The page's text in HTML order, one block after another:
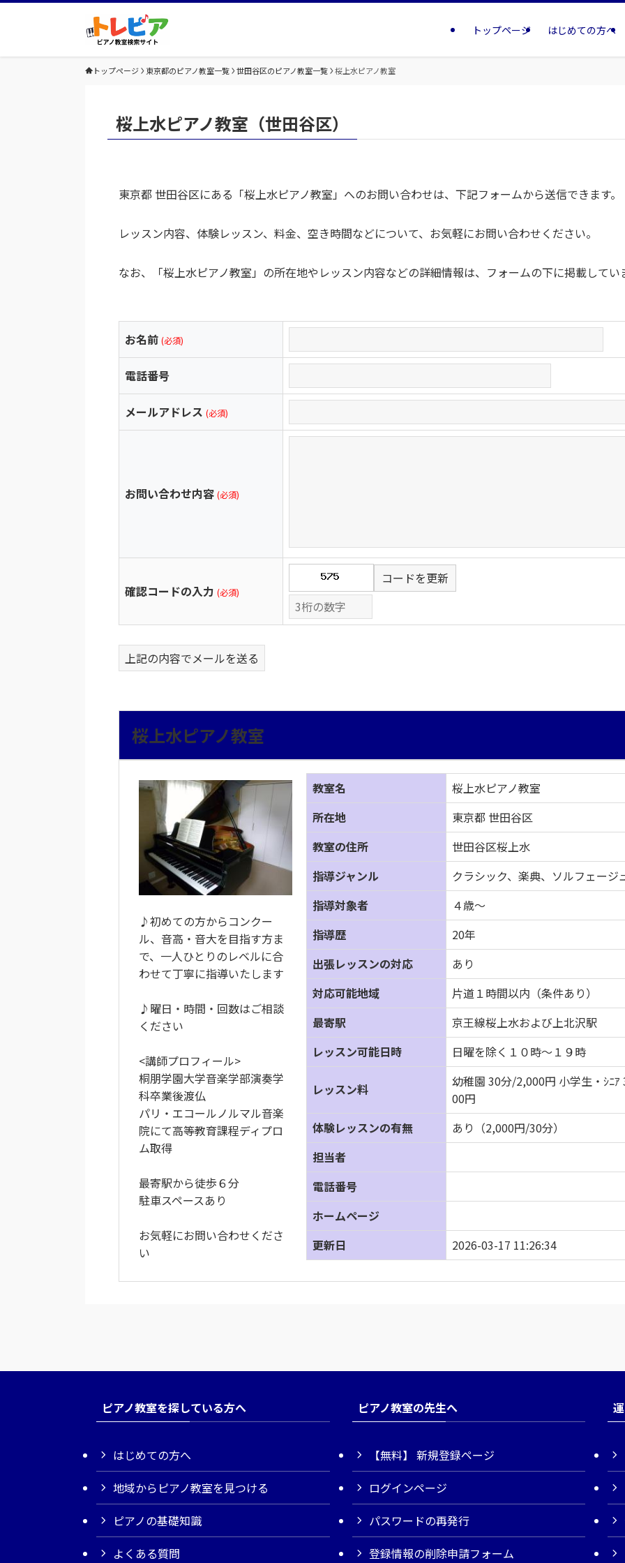
トップページ はじめての方へ
トップページ 東京都のピアノ教室一覧 世田谷区のピアノ教室一覧 桜上水ピアノ教室
桜上水ピアノ教室（世田谷区）
東京都 世田谷区にある「桜上水ピアノ教室」へのお問い合わせは、下記フォームから送信できます。
レッスン内容、体験レッスン、料金、空き時間などについて、お気軽にお問い合わせください。
なお、「桜上水ピアノ教室」の所在地やレッスン内容などの詳細情報は、フォームの下に掲載してい
お名前 (必須)
電話番号
メールアドレス (必須)
お問い合わせ内容 (必須)
確認コードの入力 (必須)
コードを更新
上記の内容でメールを送る
桜上水ピアノ教室
♪初めての方からコンクー
ル、音高・音大を目指す方ま
で、一人ひとりのレベルに合
わせて丁寧に指導いたします
♪曜日・時間・回数はご相談
ください
<講師プロフィール>
桐朋学園大学音楽学部演奏学
科卒業後渡仏
パリ・エコールノルマル音楽
院にて高等教育課程ディプロ
ム取得
最寄駅から徒歩６分
駐車スペースあり
お気軽にお問い合わせくださ
い
教室名
桜上水ピアノ教室
所在地
東京都 世田谷区
教室の住所
世田谷区桜上水
指導ジャンル
クラシック、楽典、ソルフェージ
指導対象者
４歳～
指導歴
20年
出張レッスンの対応
あり
対応可能地域
片道１時間以内（条件あり）
最寄駅
京王線桜上水および上北沢駅
レッスン可能日時
日曜を除く１０時～１９時
レッスン料
幼稚園 30分/2,000円 小学生・ｼﾆ
00円
体験レッスンの有無
あり（2,000円/30分）
担当者
電話番号
ホームページ
更新日
2026-03-17 11:26:34
ピアノ教室を探している方へ
はじめての方へ
地域からピアノ教室を見つける
ピアノの基礎知識
よくある質問
ピアノ教室の先生へ
【無料】 新規登録ページ
ログインページ
パスワードの再発行
登録情報の削除申請フォーム